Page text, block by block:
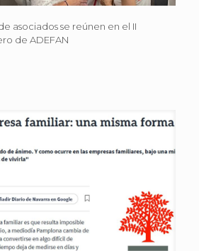
asociados se reúnen en el II
de ADEFAN